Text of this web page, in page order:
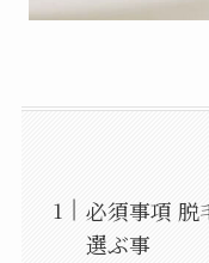
必須事項 脱
選ぶ事